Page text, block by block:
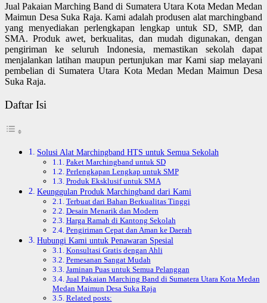
Jual Pakaian Marching Band di Sumatera Utara Kota Medan Medan
Maimun Desa Suka Raja. Kami adalah produsen alat marchingband
yang menyediakan perlengkapan lengkap untuk SD, SMP, dan
SMA. Produk awet, berkualitas, dan mudah digunakan, dengan
pengiriman ke seluruh Indonesia, memastikan sekolah dapat
menjalankan latihan maupun pertunjukan mar Kami siap melayani
pembelian di Sumatera Utara Kota Medan Medan Maimun Desa
Suka Raja.
Daftar Isi
Solusi Alat Marchingband HTS untuk Semua Sekolah
Paket Marchingband untuk SD
Perlengkapan Lengkap untuk SMP
Produk Eksklusif untuk SMA
Keunggulan Produk Marchingband dari Kami
Terbuat dari Bahan Berkualitas Tinggi
Desain Menarik dan Modern
Harga Ramah di Kantong Sekolah
Pengiriman Cepat dan Aman ke Daerah
Hubungi Kami untuk Penawaran Spesial
Konsultasi Gratis dengan Ahli
Pemesanan Sangat Mudah
Jaminan Puas untuk Semua Pelanggan
Jual Pakaian Marching Band di Sumatera Utara Kota Medan
Medan Maimun Desa Suka Raja
Related posts: